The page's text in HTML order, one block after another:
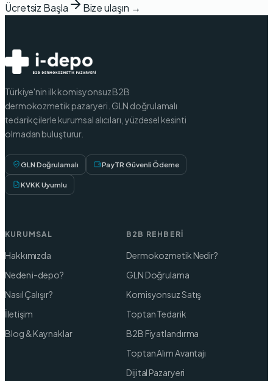
Ücretsiz Başla Bize ulaşın →
Türkiye'nin ilk komisyonsuz B2B
dermokozmetik pazaryeri. GLN doğrulamalı
tedarikçilerle kurumsal alıcıları, yüzdesel kesinti
olmadan buluşturur.
GLN Doğrulamalı PayTR Güvenli Ödeme
KVKK Uyumlu
KURUMSAL
Hakkımızda
Neden i-depo?
Nasıl Çalışır?
İletişim
Blog & Kaynaklar
B2B REHBERI
Dermokozmetik Nedir?
GLN Doğrulama
Komisyonsuz Satış
Toptan Tedarik
B2B Fiyatlandırma
Toptan Alım Avantajı
Dijital Pazaryeri